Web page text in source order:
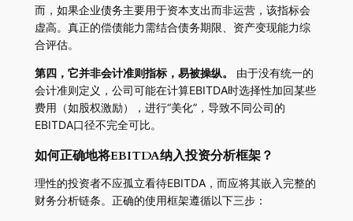
而，如果企业债务主要用于资本支出而非运营，该指标会
虚高。真正的偿债能力需结合债务期限、资产变现能力综
合评估。
第四，它并非会计准则指标，易被操纵。
由于没有统一的
会计准则定义，公司可能在计算EBITDA时选择性加回某些
费用（如股权激励），进行“美化”，导致不同公司的
EBITDA口径不完全可比。
如何正确地将EBITDA纳入投资分析框架？
理性的投资者不应孤立看待EBITDA，而应将其嵌入完整的
财务分析链条。正确的使用框架遵循以下三步：